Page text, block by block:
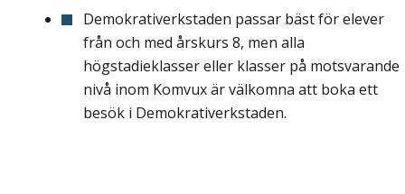
Demokrativerkstaden passar bäst för elever
från och med årskurs 8, men alla
högstadieklasser eller klasser på motsvarande
nivå inom Komvux är välkomna att boka ett
besök i Demokrativerkstaden.